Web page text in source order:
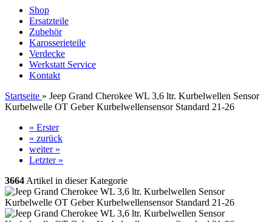
Shop
Ersatzteile
Zubehör
Karosserieteile
Verdecke
Werkstatt Service
Kontakt
Startseite » Jeep Grand Cherokee WL 3,6 ltr. Kurbelwellen Sensor
Kurbelwelle OT Geber Kurbelwellensensor Standard 21-26
« Erster
« zurück
weiter »
Letzter »
3664 Artikel in dieser Kategorie